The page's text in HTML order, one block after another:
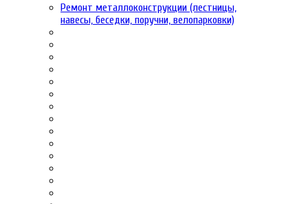
Ремонт металлоконструкции (лестницы,
навесы, беседки, поручни, велопарковки)